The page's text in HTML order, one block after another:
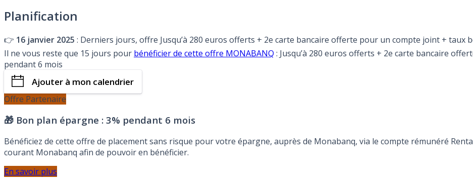
Planification
👉 16 janvier 2025 : Derniers jours, offre Jusqu’à 280 euros offerts + 2e carte bancaire offerte pour un compte joint + taux
Il ne vous reste que 15 jours pour bénéficier de cette offre MONABANQ : Jusqu’à 280 euros offerts + 2e carte bancaire
pendant 6 mois
Ajouter à mon calendrier
Offre Partenaire
🎁 Bon plan épargne : 3% pendant 6 mois
Bénéficiez de cette offre de placement sans risque pour votre épargne, auprès de Monabanq, via le compte rémunéré
courant Monabanq afin de pouvoir en bénéficier.
En savoir plus